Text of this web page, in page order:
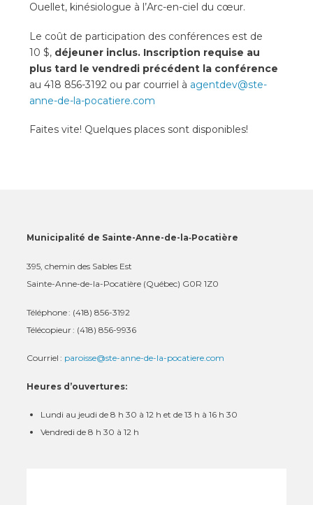
Ouellet, kinésiologue à l’Arc-en-ciel du cœur.
Le coût de participation des conférences est de
10 $, déjeuner inclus. Inscription requise au
plus tard le vendredi précédent la conférence
au 418 856-3192 ou par courriel à agentdev@ste-
anne-de-la-pocatiere.com
Faites vite! Quelques places sont disponibles!
Municipalité de Sainte-Anne-de-la‑Pocatière
395, chemin des Sables Est
Sainte-Anne-de-la-Pocatière (Québec) G0R 1Z0
Téléphone : (418) 856-3192
Télécopieur : (418) 856-9936
Courriel : paroisse@ste-anne-de-la-pocatiere.com
Heures d’ouvertures:
Lundi au jeudi de 8 h 30 à 12 h et de 13 h à 16 h 30
Vendredi de 8 h 30 à 12 h